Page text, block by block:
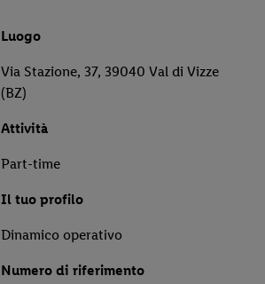
Luogo
Via Stazione, 37, 39040 Val di Vizze
(BZ)
Attività
Part-time
Il tuo profilo
Dinamico operativo
Numero di riferimento